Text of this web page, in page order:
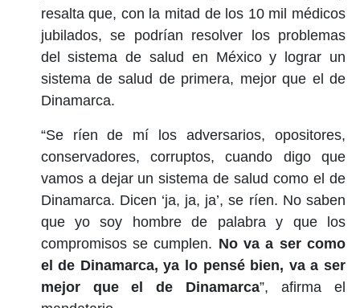
resalta que, con la mitad de los 10 mil médicos
jubilados, se podrían resolver los problemas
del sistema de salud en México y lograr un
sistema de salud de primera, mejor que el de
Dinamarca.
“Se ríen de mí los adversarios, opositores,
conservadores, corruptos, cuando digo que
vamos a dejar un sistema de salud como el de
Dinamarca. Dicen ‘ja, ja, ja’, se ríen. No saben
que yo soy hombre de palabra y que los
compromisos se cumplen. No va a ser como
el de Dinamarca, ya lo pensé bien, va a ser
mejor que el de Dinamarca”, afirma el